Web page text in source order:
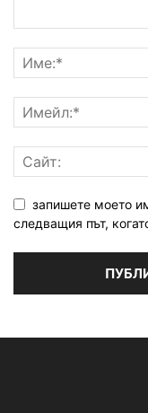
запишете моето
следващия път,